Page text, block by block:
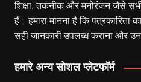
शिक्षा, तकनीक और मनोरंजन जैसे
हैं। हमारा मानना है कि पत्रकारिता
सही जानकारी उपलब्ध कराना और
हमारे अन्य सोशल प्लेटफॉर्म